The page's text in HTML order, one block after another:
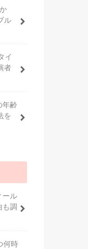
ル
イ
者
年齢
を
ール
も調
何時